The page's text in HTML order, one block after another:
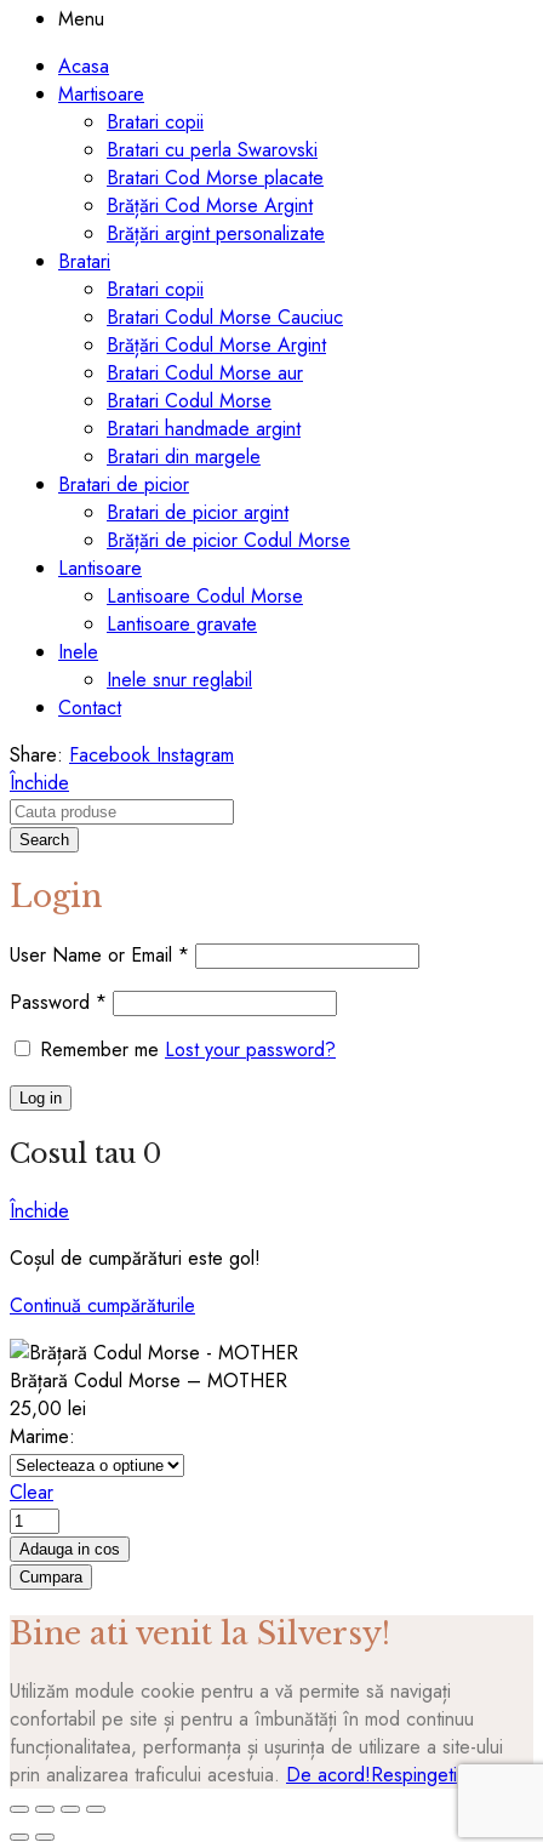
Menu
Acasa
Martisoare
Bratari copii
Bratari cu perla Swarovski
Bratari Cod Morse placate
Brățări Cod Morse Argint
Brățări argint personalizate
Bratari
Bratari copii
Bratari Codul Morse Cauciuc
Brățări Codul Morse Argint
Bratari Codul Morse aur
Bratari Codul Morse
Bratari handmade argint
Bratari din margele
Bratari de picior
Bratari de picior argint
Brățări de picior Codul Morse
Lantisoare
Lantisoare Codul Morse
Lantisoare gravate
Inele
Inele snur reglabil
Contact
Share: Facebook Instagram
Închide
Search
Login
User Name or Email *
Password *
Remember me Lost your password?
Log in
Cosul tau 0
Închide
Coșul de cumpărături este gol!
Continuă cumpărăturile
Brățară Codul Morse – MOTHER
25,00 lei
Marime:
Clear
Brățară
Codul
Morse
MOTHER
Adauga in cos
Cumpara
Bine ati venit la Silversy!
Utilizăm module cookie pentru a vă permite să navigați
confortabil pe site și pentru a îmbunătăți în mod continuu
funcționalitatea, performanța și ușurința de utilizare a site-ului
prin analizarea traficului acestuia. De acord!Respingeti